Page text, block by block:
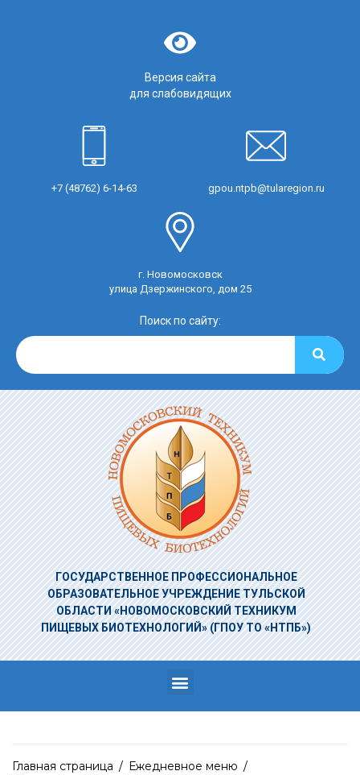
Версия сайта
для слабовидящих
+7 (48762) 6-14-63 gpou.ntpb@tularegion.ru
г. Новомосковск
улица Дзержинского, дом 25
Поиск по сайту:
ГОСУДАРСТВЕННОЕ ПРОФЕССИОНАЛЬНОЕ
ОБРАЗОВАТЕЛЬНОЕ УЧРЕЖДЕНИЕТУЛЬСКОЙ
ОБЛАСТИ «НОВОМОСКОВСКИЙ ТЕХНИКУМ
ПИЩЕВЫХ БИОТЕХНОЛОГИЙ» (ГПОУ ТО «НТПБ»)
Главная страница / Ежедневное меню /